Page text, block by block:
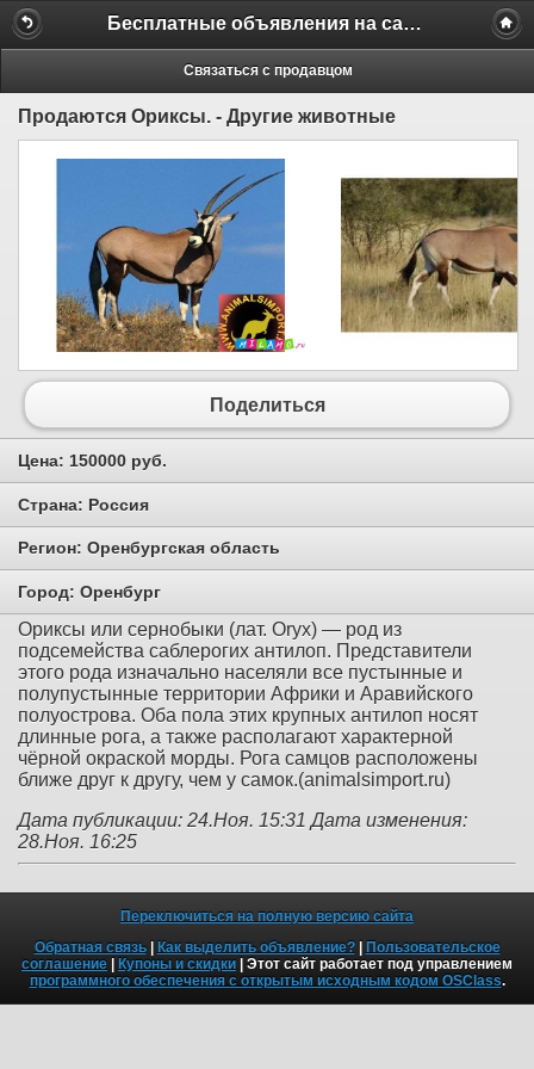
Бесплатные объявления на сайте MILAMO.ru
Связаться с продавцом
Продаются Ориксы. - Другие животные
Поделиться
Цена: 150000 руб.
Страна: Россия
Регион: Оренбургская область
Город: Оренбург
Ориксы или сернобыки (лат. Oryx) — род из
подсемейства саблерогих антилоп. Представители
этого рода изначально населяли все пустынные и
полупустынные территории Африки и Аравийского
полуострова. Оба пола этих крупных антилоп носят
длинные рога, а также располагают характерной
чёрной окраской морды. Рога самцов расположены
ближе друг к другу, чем у самок.(animalsimport.ru)
Дата публикации: 24.Ноя. 15:31 Дата изменения:
28.Ноя. 16:25
Переключиться на полную версию сайта
Обратная связь| Как выделить объявление?| Пользовательское
соглашение | Купоны и скидки | Этот сайт работает под управлением
программного обеспечения с открытым исходным кодом OSClass.